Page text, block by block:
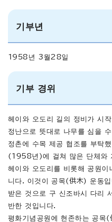
기부년
1958년 3월28일
기부 경위
헤이와 오도리 길의 정비가 시
정난으로 뜻대로 나무를 심을
정촌에 수목 제공 협조를 부탁
(1958년)에 걸쳐 많은 단체와
헤이와 오도리를 비롯해 공원
니다. 이것이 공목(供木) 운동입
받은 것으로 구 신조바시 다리
반한 것입니다.
평화기념공원에 현존하는 공목(